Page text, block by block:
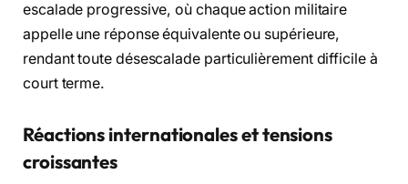
escalade progressive, où chaque action militaire
appelle une réponse équivalente ou supérieure,
rendant toute désescalade particulièrement difficile à
court terme.
Réactions internationales et tensions
croissantes